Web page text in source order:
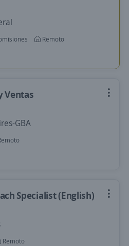
Remoto
Ventas
GBA
Specialist (English)
Remoto